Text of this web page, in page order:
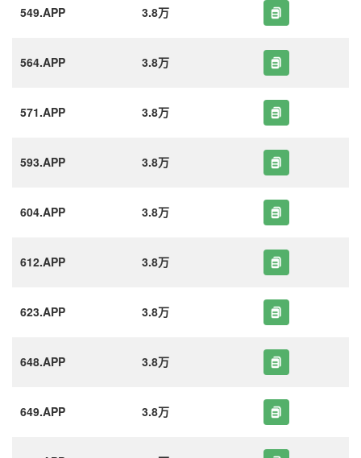
549.APP 3.8万
564.APP 3.8万
571.APP 3.8万
593.APP 3.8万
604.APP 3.8万
612.APP 3.8万
623.APP 3.8万
648.APP 3.8万
649.APP 3.8万